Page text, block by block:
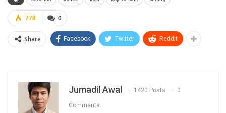
0
778
Share Facebook Twitter ReddIt
Jumadil Awal 1420 Posts 0
Comments